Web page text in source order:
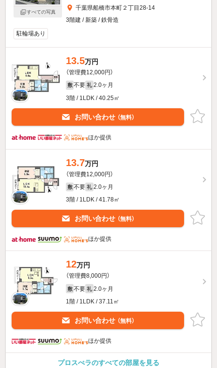
すべての写真
千葉県船橋市本町２丁目28-14
3階建 / 新築 / 鉄骨造
駐輪場あり
13.5万円
（管理費12,000円）
敷 不要 礼 2.0ヶ月
3階 / 1LDK / 40.25㎡
お問い合わせ （無料）
ほか提供
13.7万円
（管理費12,000円）
敷 不要 礼 2.0ヶ月
3階 / 1LDK / 41.78㎡
お問い合わせ （無料）
ほか提供
12万円
（管理費8,000円）
敷 不要 礼 2.0ヶ月
1階 / 1LDK / 37.11㎡
お問い合わせ （無料）
ほか提供
プロスぺラのすべての部屋を見る